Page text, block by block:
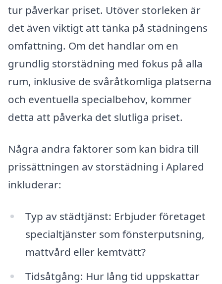
tur påverkar priset. Utöver storleken är
det även viktigt att tänka på städningens
omfattning. Om det handlar om en
grundlig storstädning med fokus på alla
rum, inklusive de svåråtkomliga platserna
och eventuella specialbehov, kommer
detta att påverka det slutliga priset.
Några andra faktorer som kan bidra till
prissättningen av storstädning i Aplared
inkluderar:
Typ av städtjänst: Erbjuder företaget
specialtjänster som fönsterputsning,
mattvård eller kemtvätt?
Tidsåtgång: Hur lång tid uppskattar